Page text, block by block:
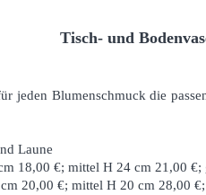
Tisch- und
jeden Blumenschmuck die
Laune
18,00 €; mittel H 24 cm 21,00
20,00 €; mittel H 20 cm 28,00